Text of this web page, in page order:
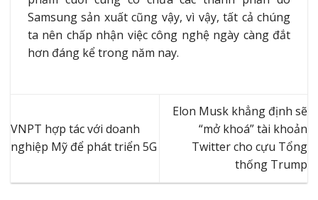
Samsung sản xuất cũng vậy, vì vậy, tất cả chúng
ta nên chấp nhận việc công nghệ ngày càng đắt
hơn đáng kể trong năm nay.
VNPT hợp tác với doanh
nghiệp Mỹ để phát triển 5G
Elon Musk khẳng định sẽ
“mở khoá” tài khoản
Twitter cho cựu Tổng
thống Trump